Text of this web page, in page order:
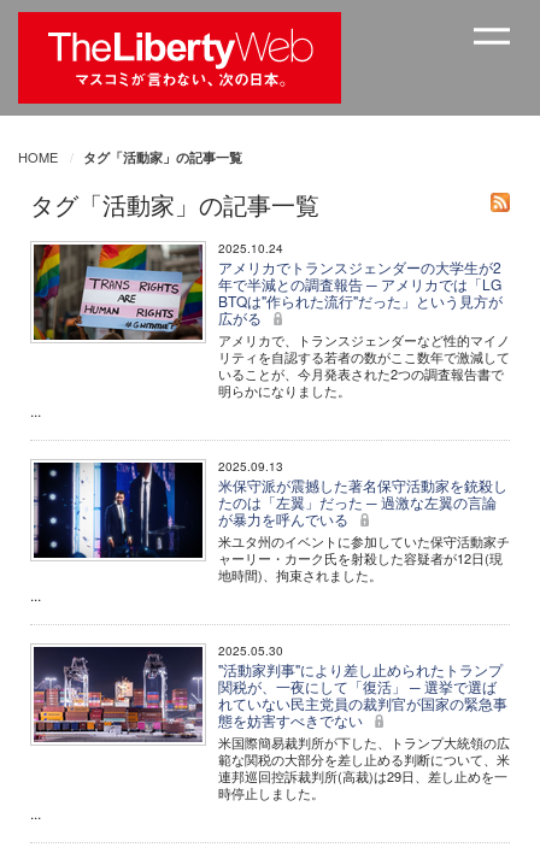
HOME タグ「活動家」の記事一覧
タグ「活動家」の記事一覧
2025.10.24
アメリカでトランスジェンダーの大学生が2
年で半減との調査報告 ─ アメリカでは「LG
BTQは"作られた流行"だった」という見方が
広がる
アメリカで、トランスジェンダーなど性的マイノ
リティを自認する若者の数がここ数年で激減して
いることが、今月発表された2つの調査報告書で
明らかになりました。
...
2025.09.13
米保守派が震撼した著名保守活動家を銃殺し
たのは「左翼」だった ─ 過激な左翼の言論
が暴力を呼んでいる
米ユタ州のイベントに参加していた保守活動家チ
ャーリー・カーク氏を射殺した容疑者が12日(現
地時間)、拘束されました。
...
2025.05.30
"活動家判事"により差し止められたトランプ
関税が、一夜にして「復活」 ─ 選挙で選ば
れていない民主党員の裁判官が国家の緊急事
態を妨害すべきでない
米国際簡易裁判所が下した、トランプ大統領の広
範な関税の大部分を差し止める判断について、米
連邦巡回控訴裁判所(高裁)は29日、差し止めを一
時停止しました。
...